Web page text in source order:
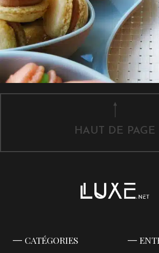
HAUT DE PAGE
CATÉGORIES